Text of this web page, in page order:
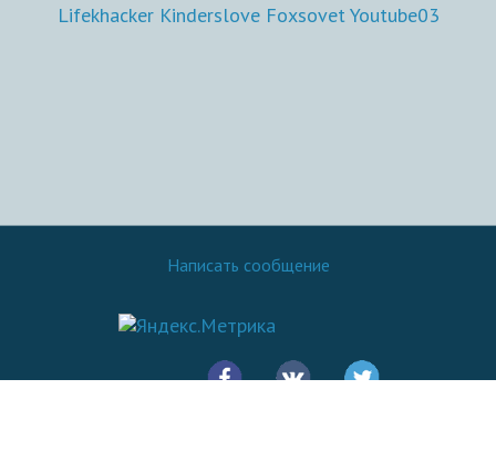
Lifekhacker Kinderslove Foxsovet Youtube03
Написать сообщение